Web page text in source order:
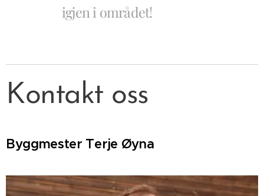
igjen i området!
Kontakt oss
Byggmester Terje Øyna